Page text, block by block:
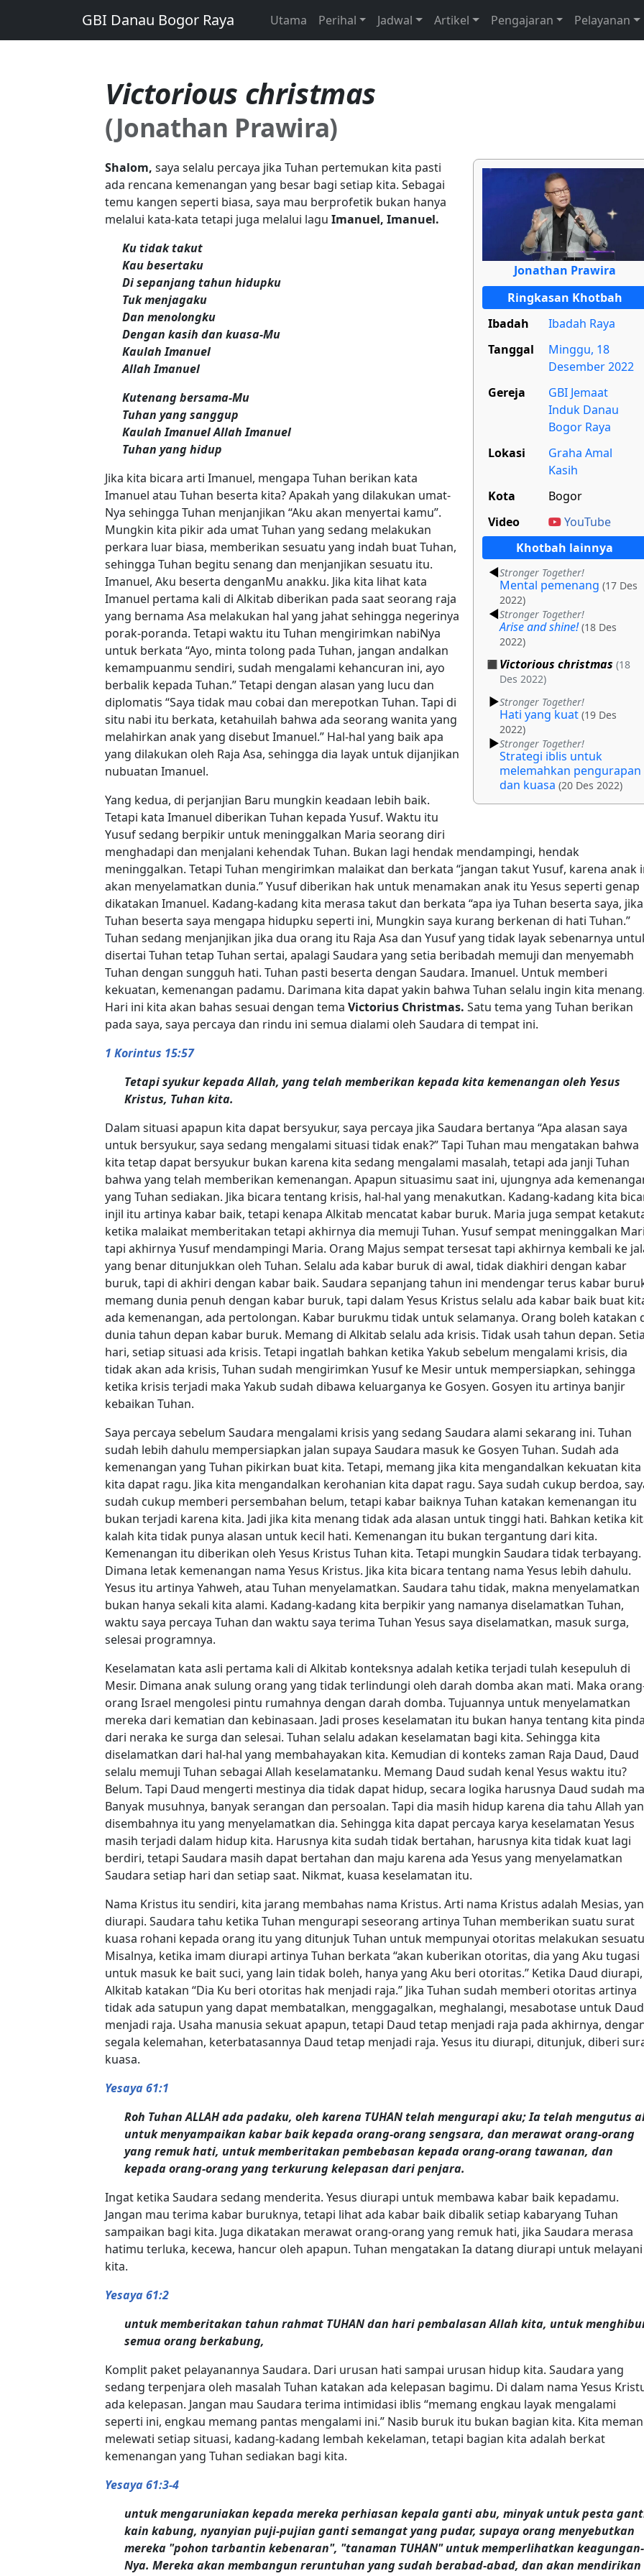
GBI Danau Bogor Raya Utama Perihal Jadwal Artikel Pengajaran Pelayanan
Victorious christmas
(Jonathan Prawira)
Jonathan Prawira
Ringkasan Khotbah
Ibadah
Ibadah Raya
Tanggal
Minggu, 18
Desember 2022
Gereja
GBI Jemaat
Induk Danau
Bogor Raya
Lokasi
Graha Amal
Kasih
Kota
Bogor
Video
YouTube
Khotbah lainnya
Stronger Together!
Mental pemenang (17 Des
2022)
Stronger Together!
Arise and shine! (18 Des
2022)
Victorious christmas (18
Des 2022)
Stronger Together!
Hati yang kuat (19 Des
2022)
Stronger Together!
Strategi iblis untuk
melemahkan pengurapan
dan kuasa (20 Des 2022)
Shalom, saya selalu percaya jika Tuhan pertemukan kita pasti
ada rencana kemenangan yang besar bagi setiap kita. Sebagai
temu kangen seperti biasa, saya mau berprofetik bukan hanya
melalui kata-kata tetapi juga melalui lagu Imanuel, Imanuel.
Ku tidak takut
Kau besertaku
Di sepanjang tahun hidupku
Tuk menjagaku
Dan menolongku
Dengan kasih dan kuasa-Mu
Kaulah Imanuel
Allah Imanuel
Kutenang bersama-Mu
Tuhan yang sanggup
Kaulah Imanuel Allah Imanuel
Tuhan yang hidup
Jika kita bicara arti Imanuel, mengapa Tuhan berikan kata
Imanuel atau Tuhan beserta kita? Apakah yang dilakukan umat-
Nya sehingga Tuhan menjanjikan “Aku akan menyertai kamu”.
Mungkin kita pikir ada umat Tuhan yang sedang melakukan
perkara luar biasa, memberikan sesuatu yang indah buat Tuhan,
sehingga Tuhan begitu senang dan menjanjikan sesuatu itu.
Imanuel, Aku beserta denganMu anakku. Jika kita lihat kata
Imanuel pertama kali di Alkitab diberikan pada saat seorang raja
yang bernama Asa melakukan hal yang jahat sehingga negerinya
porak-poranda. Tetapi waktu itu Tuhan mengirimkan nabiNya
untuk berkata “Ayo, minta tolong pada Tuhan, jangan andalkan
kemampuanmu sendiri, sudah mengalami kehancuran ini, ayo
berbalik kepada Tuhan.” Tetapi dengan alasan yang lucu dan
diplomatis “Saya tidak mau cobai dan merepotkan Tuhan. Tapi di
situ nabi itu berkata, ketahuilah bahwa ada seorang wanita yang
melahirkan anak yang disebut Imanuel.” Hal-hal yang baik apa
yang dilakukan oleh Raja Asa, sehingga dia layak untuk dijanjikan
nubuatan Imanuel.
Yang kedua, di perjanjian Baru mungkin keadaan lebih baik.
Tetapi kata Imanuel diberikan Tuhan kepada Yusuf. Waktu itu
Yusuf sedang berpikir untuk meninggalkan Maria seorang diri
menghadapi dan menjalani kehendak Tuhan. Bukan lagi hendak mendampingi, hendak
meninggalkan. Tetapi Tuhan mengirimkan malaikat dan berkata “jangan takut Yusuf, karena anak
akan menyelamatkan dunia.” Yusuf diberikan hak untuk menamakan anak itu Yesus seperti genap
dikatakan Imanuel. Kadang-kadang kita merasa takut dan berkata “apa iya Tuhan beserta saya, jika
Tuhan beserta saya mengapa hidupku seperti ini, Mungkin saya kurang berkenan di hati Tuhan.”
Tuhan sedang menjanjikan jika dua orang itu Raja Asa dan Yusuf yang tidak layak sebenarnya
disertai Tuhan tetap Tuhan sertai, apalagi Saudara yang setia beribadah memuji dan menyemabh
Tuhan dengan sungguh hati. Tuhan pasti beserta dengan Saudara. Imanuel. Untuk memberi
kekuatan, kemenangan padamu. Darimana kita dapat yakin bahwa Tuhan selalu ingin kita
Hari ini kita akan bahas sesuai dengan tema Victorius Christmas. Satu tema yang Tuhan berikan
pada saya, saya percaya dan rindu ini semua dialami oleh Saudara di tempat ini.
1 Korintus 15:57
Tetapi syukur kepada Allah, yang telah memberikan kepada kita kemenangan oleh Yesus
Kristus, Tuhan kita.
Dalam situasi apapun kita dapat bersyukur, saya percaya jika Saudara bertanya “Apa alasan saya
untuk bersyukur, saya sedang mengalami situasi tidak enak?” Tapi Tuhan mau mengatakan bahwa
kita tetap dapat bersyukur bukan karena kita sedang mengalami masalah, tetapi ada janji Tuhan
bahwa yang telah memberikan kemenangan. Apapun situasimu saat ini, ujungnya ada
yang Tuhan sediakan. Jika bicara tentang krisis, hal-hal yang menakutkan. Kadang-kadang kita
injil itu artinya kabar baik, tetapi kenapa Alkitab mencatat kabar buruk. Maria juga sempat
ketika malaikat memberitakan tetapi akhirnya dia memuji Tuhan. Yusuf sempat meninggalkan
tapi akhirnya Yusuf mendampingi Maria. Orang Majus sempat tersesat tapi akhirnya kembali ke
yang benar ditunjukkan oleh Tuhan. Selalu ada kabar buruk di awal, tidak diakhiri dengan kabar
buruk, tapi di akhiri dengan kabar baik. Saudara sepanjang tahun ini mendengar terus kabar
memang dunia penuh dengan kabar buruk, tapi dalam Yesus Kristus selalu ada kabar baik buat
ada kemenangan, ada pertolongan. Kabar burukmu tidak untuk selamanya. Orang boleh katakan
dunia tahun depan kabar buruk. Memang di Alkitab selalu ada krisis. Tidak usah tahun depan.
hari, setiap situasi ada krisis. Tetapi ingatlah bahkan ketika Yakub sebelum mengalami krisis, dia
tidak akan ada krisis, Tuhan sudah mengirimkan Yusuf ke Mesir untuk mempersiapkan, sehingga
ketika krisis terjadi maka Yakub sudah dibawa keluarganya ke Gosyen. Gosyen itu artinya banjir
kebaikan Tuhan.
Saya percaya sebelum Saudara mengalami krisis yang sedang Saudara alami sekarang ini. Tuhan
sudah lebih dahulu mempersiapkan jalan supaya Saudara masuk ke Gosyen Tuhan. Sudah ada
kemenangan yang Tuhan pikirkan buat kita. Tetapi, memang jika kita mengandalkan kekuatan kita
kita dapat ragu. Jika kita mengandalkan kerohanian kita dapat ragu. Saya sudah cukup berdoa,
sudah cukup memberi persembahan belum, tetapi kabar baiknya Tuhan katakan kemenangan itu
bukan terjadi karena kita. Jadi jika kita menang tidak ada alasan untuk tinggi hati. Bahkan ketika
kalah kita tidak punya alasan untuk kecil hati. Kemenangan itu bukan tergantung dari kita.
Kemenangan itu diberikan oleh Yesus Kristus Tuhan kita. Tetapi mungkin Saudara tidak terbayang.
Dimana letak kemenangan nama Yesus Kristus. Jika kita bicara tentang nama Yesus lebih dahulu.
Yesus itu artinya Yahweh, atau Tuhan menyelamatkan. Saudara tahu tidak, makna menyelamatkan
bukan hanya sekali kita alami. Kadang-kadang kita berpikir yang namanya diselamatkan Tuhan,
waktu saya percaya Tuhan dan waktu saya terima Tuhan Yesus saya diselamatkan, masuk surga,
selesai programnya.
Keselamatan kata asli pertama kali di Alkitab konteksnya adalah ketika terjadi tulah kesepuluh di
Mesir. Dimana anak sulung orang yang tidak terlindungi oleh darah domba akan mati. Maka
orang Israel mengolesi pintu rumahnya dengan darah domba. Tujuannya untuk menyelamatkan
mereka dari kematian dan kebinasaan. Jadi proses keselamatan itu bukan hanya tentang kita
dari neraka ke surga dan selesai. Tuhan selalu adakan keselamatan bagi kita. Sehingga kita
diselamatkan dari hal-hal yang membahayakan kita. Kemudian di konteks zaman Raja Daud, Daud
selalu memuji Tuhan sebagai Allah keselamatanku. Memang Daud sudah kenal Yesus waktu itu?
Belum. Tapi Daud mengerti mestinya dia tidak dapat hidup, secara logika harusnya Daud sudah
Banyak musuhnya, banyak serangan dan persoalan. Tapi dia masih hidup karena dia tahu Allah
disembahnya itu yang menyelamatkan dia. Sehingga kita dapat percaya karya keselamatan Yesus
masih terjadi dalam hidup kita. Harusnya kita sudah tidak bertahan, harusnya kita tidak kuat lagi
berdiri, tetapi Saudara masih dapat bertahan dan maju karena ada Yesus yang menyelamatkan
Saudara setiap hari dan setiap saat. Nikmat, kuasa keselamatan itu.
Nama Kristus itu sendiri, kita jarang membahas nama Kristus. Arti nama Kristus adalah Mesias,
diurapi. Saudara tahu ketika Tuhan mengurapi seseorang artinya Tuhan memberikan suatu surat
kuasa rohani kepada orang itu yang ditunjuk Tuhan untuk mempunyai otoritas melakukan
Misalnya, ketika imam diurapi artinya Tuhan berkata “akan kuberikan otoritas, dia yang Aku tugasi
untuk masuk ke bait suci, yang lain tidak boleh, hanya yang Aku beri otoritas.” Ketika Daud diurapi,
Alkitab katakan “Dia Ku beri otoritas hak menjadi raja.” Jika Tuhan sudah memberi otoritas artinya
tidak ada satupun yang dapat membatalkan, menggagalkan, meghalangi, mesabotase untuk Daud
menjadi raja. Usaha manusia sekuat apapun, tetapi Daud tetap menjadi raja pada akhirnya,
segala kelemahan, keterbatasannya Daud tetap menjadi raja. Yesus itu diurapi, ditunjuk, diberi
kuasa.
Yesaya 61:1
Roh Tuhan ALLAH ada padaku, oleh karena TUHAN telah mengurapi aku; Ia telah mengutus
untuk menyampaikan kabar baik kepada orang-orang sengsara, dan merawat orang-orang
yang remuk hati, untuk memberitakan pembebasan kepada orang-orang tawanan, dan
kepada orang-orang yang terkurung kelepasan dari penjara.
Ingat ketika Saudara sedang menderita. Yesus diurapi untuk membawa kabar baik kepadamu.
Jangan mau terima kabar buruknya, tetapi lihat ada kabar baik dibalik setiap kabaryang Tuhan
sampaikan bagi kita. Juga dikatakan merawat orang-orang yang remuk hati, jika Saudara merasa
hatimu terluka, kecewa, hancur oleh apapun. Tuhan mengatakan Ia datang diurapi untuk melayani
kita.
Yesaya 61:2
untuk memberitakan tahun rahmat TUHAN dan hari pembalasan Allah kita, untuk
semua orang berkabung,
Komplit paket pelayanannya Saudara. Dari urusan hati sampai urusan hidup kita. Saudara yang
sedang terpenjara oleh masalah Tuhan katakan ada kelepasan bagimu. Di dalam nama Yesus
ada kelepasan. Jangan mau Saudara terima intimidasi iblis “memang engkau layak mengalami
seperti ini, engkau memang pantas mengalami ini.” Nasib buruk itu bukan bagian kita. Kita
melewati setiap situasi, kadang-kadang lembah kekelaman, tetapi bagian kita adalah berkat
kemenangan yang Tuhan sediakan bagi kita.
Yesaya 61:3-4
untuk mengaruniakan kepada mereka perhiasan kepala ganti abu, minyak untuk pesta
kain kabung, nyanyian puji-pujian ganti semangat yang pudar, supaya orang menyebutkan
mereka "pohon tarbantin kebenaran", "tanaman TUHAN" untuk memperlihatkan keagungan-
Nya. Mereka akan membangun reruntuhan yang sudah berabad-abad, dan akan mendirikan